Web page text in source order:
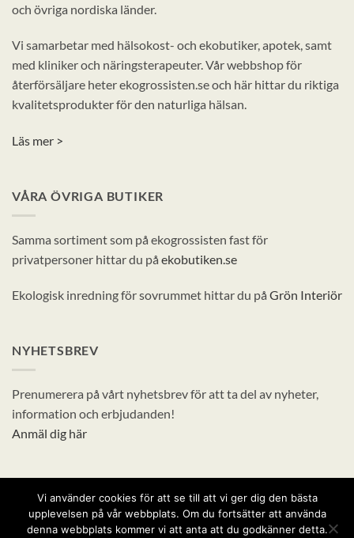
och övriga nordiska länder.
Vi samarbetar med hälsokost- och ekobutiker, apotek, samt
med kliniker och näringsterapeuter. Vår webbshop för
återförsäljare heter ekogrossisten.se och här hittar du riktiga
kvalitetsprodukter för den naturliga hälsan.
Läs mer >
VÅRA ÖVRIGA BUTIKER
Samma sortiment som på ekogrossisten fast för
privatpersoner hittar du på ekobutiken.se
Ekologisk inredning för sovrummet hittar du på Grön Interiör
NYHETSBREV
Prenumerera på vårt nyhetsbrev för att ta del av nyheter,
information och erbjudanden!
Anmäl dig här
Visa MasterCardSwish
(SE)
Maestro
VILLKOR OM OSS FRÅGOR & SVAR
Vi använder cookies för att se till att vi ger dig den bästa
upplevelsen på vår webbplats. Om du fortsätter att använda
denna webbplats kommer vi att anta att du godkänner detta.